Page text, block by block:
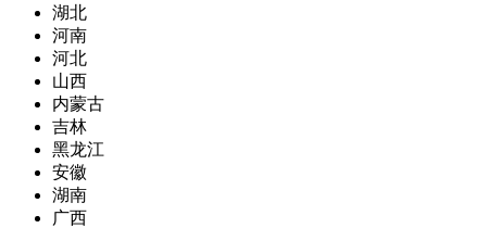
湖北
河南
河北
山西
内蒙古
吉林
黑龙江
安徽
湖南
广西